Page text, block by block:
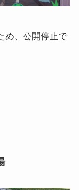
め、公開停止で